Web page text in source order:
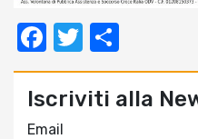
Facebook
Twitter
Iscriviti alla
Email